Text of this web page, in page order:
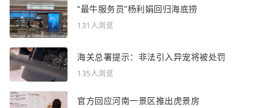
“最牛服务员”杨利娟回归海底捞
131人浏览
海关总署提示：非法引入异宠将被处罚
135人浏览
官方回应河南一景区推出虎景房